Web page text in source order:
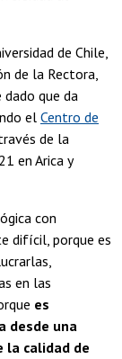
de Chile,
de la Rectora,
que da
el Centro de
de la
en Arica y
con
difícil, porque es
en las
es
desde una
la calidad de